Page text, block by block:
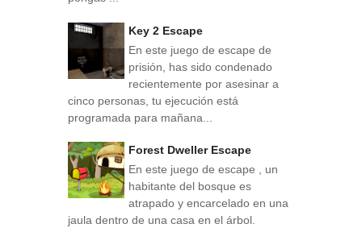
Key 2 Escape
En este juego de escape de
prisión, has sido condenado
recientemente por asesinar a
cinco personas, tu ejecución está
programada para mañana...
Forest Dweller Escape
En este juego de escape , un
habitante del bosque es
atrapado y encarcelado en una
jaula dentro de una casa en el árbol.